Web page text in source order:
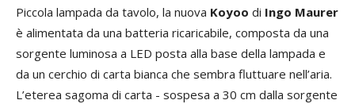
Piccola lampada da tavolo, la nuova Koyoo di Ingo Maurer
è alimentata da una batteria ricaricabile, composta da una
sorgente luminosa a LED posta alla base della lampada e
da un cerchio di carta bianca che sembra fluttuare nell’aria.
L’eterea sagoma di carta - sospesa a 30 cm dalla sorgente